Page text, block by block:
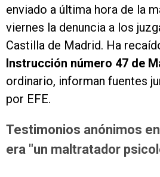
enviado a última hora de la
viernes la denuncia a los
Castilla de Madrid. Ha
Instrucción número 47 de
ordinario, informan fuentes
por EFE.
Testimonios anónimos
era "un maltratador